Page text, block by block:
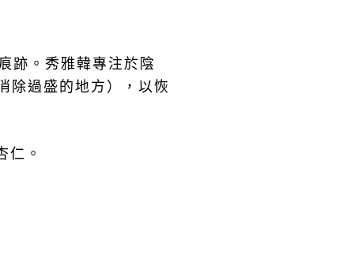
跡。秀雅韓專注於陰
除過盛的地方），以恢
仁。